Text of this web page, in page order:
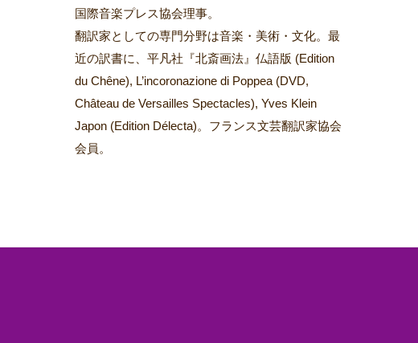
国際音楽プレス協会理事。
翻訳家としての専門分野は音楽・美術・文化。最
近の訳書に、平凡社『北斎画法』仏語版 (Edition
du Chêne), L’incoronazione di Poppea (DVD,
Château de Versailles Spectacles), Yves Klein
Japon (Edition Délecta)。フランス文芸翻訳家協会
会員。